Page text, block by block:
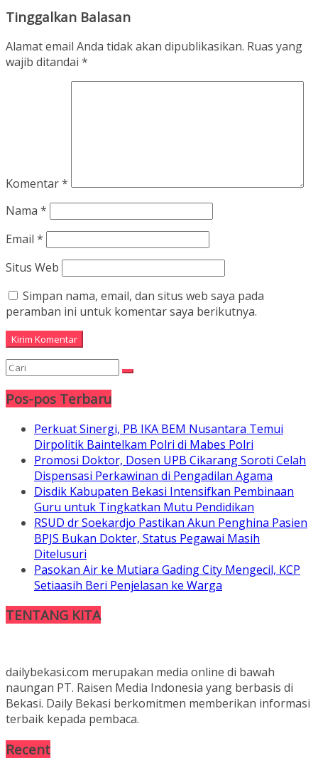
Tinggalkan Balasan
Alamat email Anda tidak akan dipublikasikan. Ruas yang
wajib ditandai *
Komentar*
Nama *
Email *
Situs Web
Simpan nama, email, dan situs web saya pada
peramban ini untuk komentar saya berikutnya.
Pos-pos Terbaru
Perkuat Sinergi, PB IKA BEM Nusantara Temui
Dirpolitik Baintelkam Polri di Mabes Polri
Promosi Doktor, Dosen UPB Cikarang Soroti Celah
Dispensasi Perkawinan di Pengadilan Agama
Disdik Kabupaten Bekasi Intensifkan Pembinaan
Guru untuk Tingkatkan Mutu Pendidikan
RSUD dr Soekardjo Pastikan Akun Penghina Pasien
BPJS Bukan Dokter, Status Pegawai Masih
Ditelusuri
Pasokan Air ke Mutiara Gading City Mengecil, KCP
Setiaasih Beri Penjelasan ke Warga
TENTANG KITA
dailybekasi.com merupakan media online di bawah
naungan PT. Raisen Media Indonesia yang berbasis di
Bekasi. Daily Bekasi berkomitmen memberikan informasi
terbaik kepada pembaca.
Recent